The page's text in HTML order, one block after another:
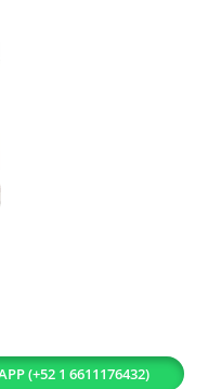
(+52 1 6611176432)